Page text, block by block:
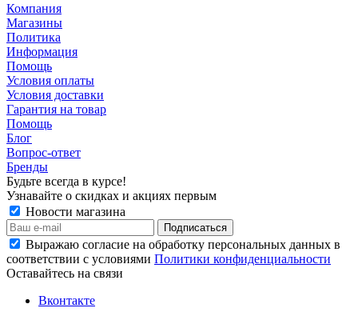
Компания
Магазины
Политика
Информация
Помощь
Условия оплаты
Условия доставки
Гарантия на товар
Помощь
Блог
Вопрос-ответ
Бренды
Будьте всегда в курсе!
Узнавайте о скидках и акциях первым
Новости магазина
Выражаю согласие на обработку персональных данных в
соответствии с условиями Политики конфиденциальности
Оставайтесь на связи
Вконтакте